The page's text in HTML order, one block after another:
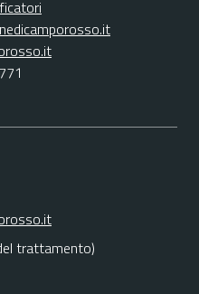
trattamento)